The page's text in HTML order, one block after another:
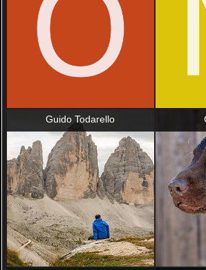
Guido Todarello